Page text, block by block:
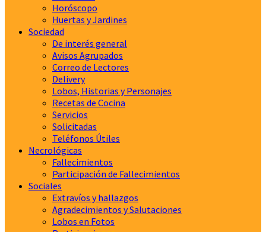
Horóscopo
Huertas y Jardines
Sociedad
De interés general
Avisos Agrupados
Correo de Lectores
Delivery
Lobos, Historias y Personajes
Recetas de Cocina
Servicios
Solicitadas
Teléfonos Útiles
Necrológicas
Fallecimientos
Participación de Fallecimientos
Sociales
Extravíos y hallazgos
Agradecimientos y Salutaciones
Lobos en Fotos